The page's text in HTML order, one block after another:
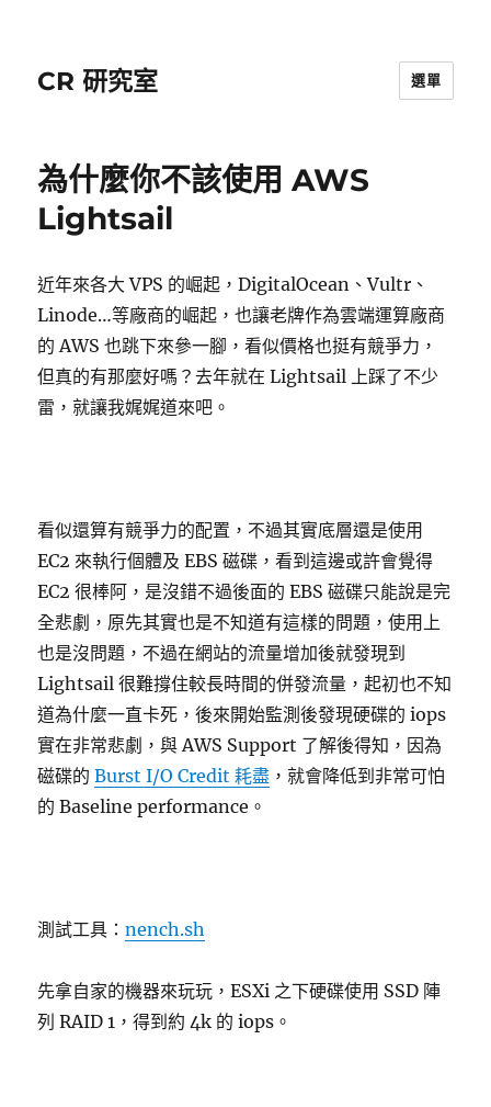
CR 研究室 選單
為什麼你不該使用 AWS
Lightsail
近年來各大 VPS 的崛起，DigitalOcean、Vultr、
Linode…等廠商的崛起，也讓老牌作為雲端運算廠商
的 AWS 也跳下來參一腳，看似價格也挺有競爭力，
但真的有那麼好嗎？去年就在 Lightsail 上踩了不少
雷，就讓我娓娓道來吧。
看似還算有競爭力的配置，不過其實底層還是使用
EC2 來執行個體及 EBS 磁碟，看到這邊或許會覺得
EC2 很棒阿，是沒錯不過後面的 EBS 磁碟只能說是完
全悲劇，原先其實也是不知道有這樣的問題，使用上
也是沒問題，不過在網站的流量增加後就發現到
Lightsail 很難撐住較長時間的併發流量，起初也不知
道為什麼一直卡死，後來開始監測後發現硬碟的 iops
實在非常悲劇，與 AWS Support 了解後得知，因為
磁碟的Burst I/O Credit 耗盡 ，就會降低到非常可怕
的 Baseline performance。
測試工具：nench.sh
先拿自家的機器來玩玩，ESXi 之下硬碟使用 SSD 陣
列 RAID 1，得到約 4k 的 iops。